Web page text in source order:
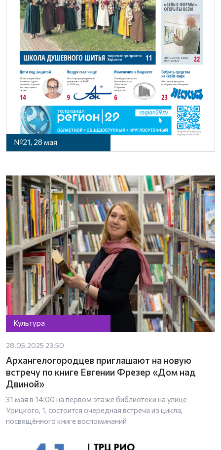
№21, 28 мая
Культура
28.05.2025 23:50
Архангелогородцев приглашают на новую
встречу по книге Евгении Фрезер «Дом над
Двиной»
31 мая в 14:00 на первом этаже библиотеки на улице
Урицкого, 1, состоится очередная встреча из цикла,
посвящённого книге воспоминаний